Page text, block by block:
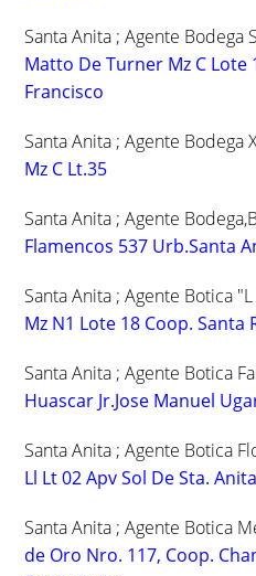
Santa Anita ; Agente Bodega
Matto De Turner Mz C Lote
Francisco
Santa Anita ; Agente Bodega
Mz C Lt.35
Santa Anita ; Agente
Flamencos 537 Urb.Santa
Santa Anita ; Agente Botica "L
Mz N1 Lote 18 Coop. Santa
Santa Anita ; Agente Botica
Huascar Jr.Jose Manuel
Santa Anita ; Agente Botica
Ll Lt 02 Apv Sol De Sta. Anita
Santa Anita ; Agente Botica
de Oro Nro. 117, Coop.